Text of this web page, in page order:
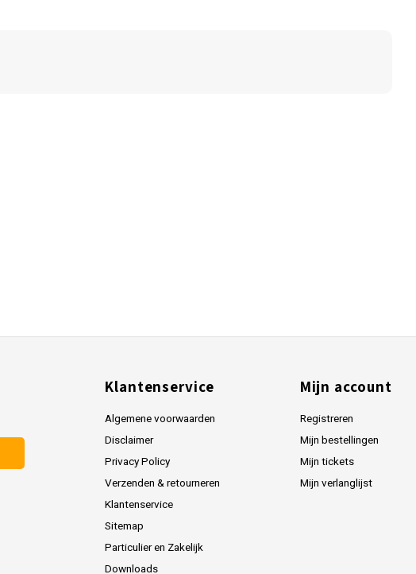
Klantenservice
Algemene voorwaarden
Disclaimer
Privacy Policy
Verzenden & retourneren
Klantenservice
Sitemap
Particulier en Zakelijk
Downloads
Mijn account
Registreren
Mijn bestellingen
Mijn tickets
Mijn verlanglijst